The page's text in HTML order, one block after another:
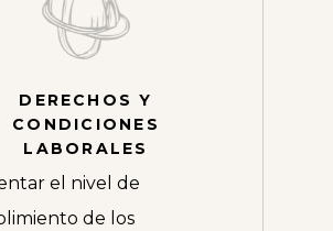
DERECHOS Y
CONDICIONES
LABORALES
el nivel de
de los